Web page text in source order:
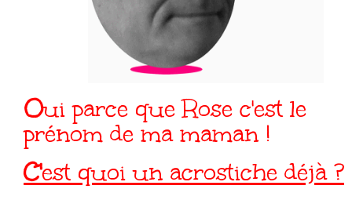
Oui parce que Rose c'est le
prénom de ma maman !
C'est quoi un acrostiche déjà ?